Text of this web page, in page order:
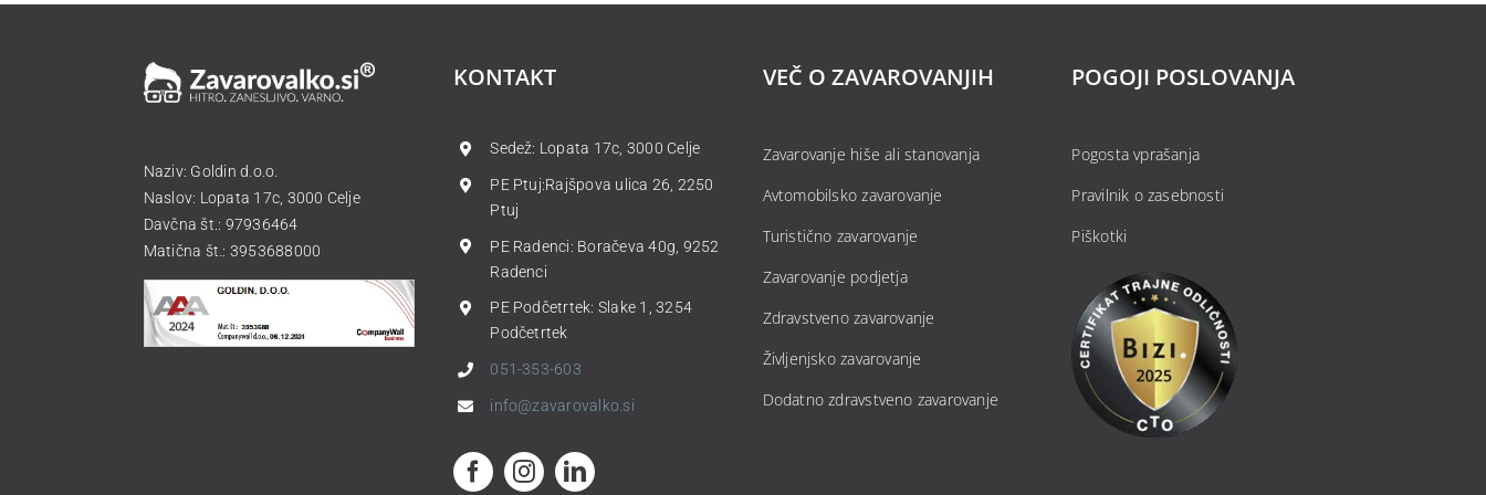
Naziv: Goldin d.o.o.
Naslov: Lopata 17c, 3000 Celje
Davčna št.: 97936464
Matična št.: 3953688000
KONTAKT
Sedež: Lopata 17c, 3000 Celje
PE Ptuj:Rajšpova ulica 26, 2250
Ptuj
PE Radenci: Boračeva 40g, 9252
Radenci
PE Podčetrtek: Slake 1, 3254
Podčetrtek
051-353-603
info@zavarovalko.si
VEČ O ZAVAROVANJIH
Zavarovanje hiše ali stanovanja
Avtomobilsko zavarovanje
Turistično zavarovanje
Zavarovanje podjetja
Zdravstveno zavarovanje
Življenjsko zavarovanje
Dodatno zdravstveno zavarovanje
POGOJI POSLOVANJA
Pogosta vprašanja
Pravilnik o zasebnosti
Piškotki